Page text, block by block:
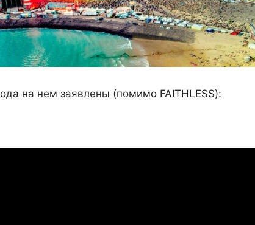
на нем заявлены (помимо FAITHLESS):